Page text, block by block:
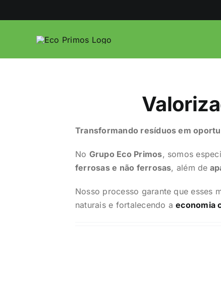
para
Transformando resíduos em
No Grupo Eco Primos, somos
ferrosas e não ferrosas, além de
Nosso processo garante que esses
naturais e fortalecendo aeconomia